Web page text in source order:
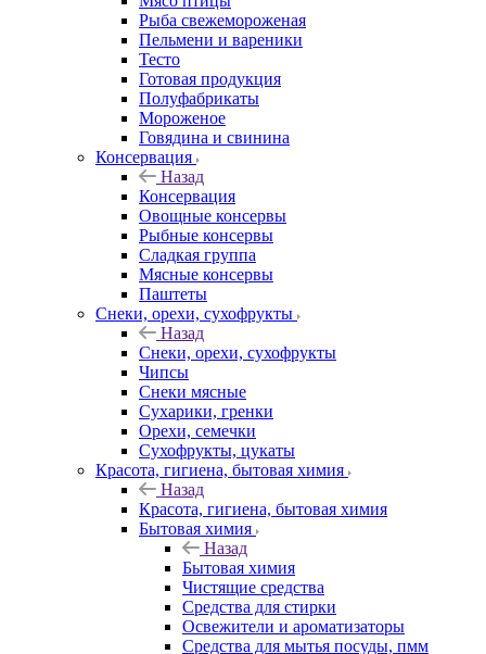
Рыба свежемороженая
Пельмени и вареники
Тесто
Готовая продукция
Полуфабрикаты
Мороженое
Говядина и свинина
Консервация
Назад
Консервация
Овощные консервы
Рыбные консервы
Сладкая группа
Мясные консервы
Паштеты
Снеки, орехи, сухофрукты
Назад
Снеки, орехи, сухофрукты
Чипсы
Снеки мясные
Сухарики, гренки
Орехи, семечки
Сухофрукты, цукаты
Красота, гигиена, бытовая химия
Назад
Красота, гигиена, бытовая химия
Бытовая химия
Назад
Бытовая химия
Чистящие средства
Средства для стирки
Освежители и ароматизаторы
Средства для мытья посуды, пмм